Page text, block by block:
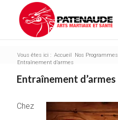
Vous êtes ici : Accueil Nos Programmes
Entraînement d’armes
Entraînement d’armes
Chez